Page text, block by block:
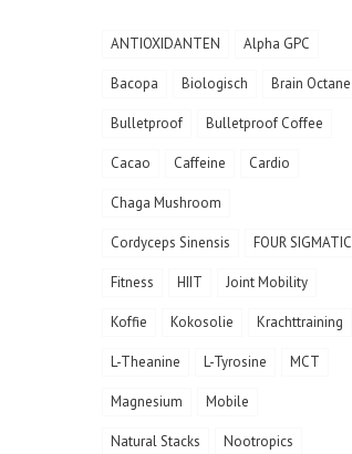
ANTIOXIDANTEN Alpha GPC
Bacopa Biologisch Brain Octane
Bulletproof Bulletproof Coffee
Cacao Caffeine Cardio
Chaga Mushroom
Cordyceps Sinensis FOUR SIGMATIC
Fitness HIIT Joint Mobility
Koffie Kokosolie Krachttraining
L-Theanine L-Tyrosine MCT
Magnesium Mobile
Natural Stacks Nootropics